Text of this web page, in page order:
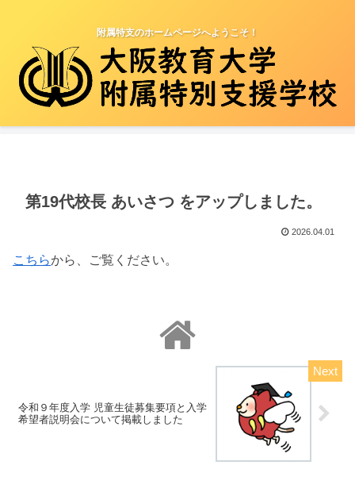
附属特支のホームページへようこそ！
第19代校長 あいさつ をアップしました。
2026.04.01
こちらから、ご覧ください。
令和９年度入学 児童生徒募集要項と入学
希望者説明会について掲載しました